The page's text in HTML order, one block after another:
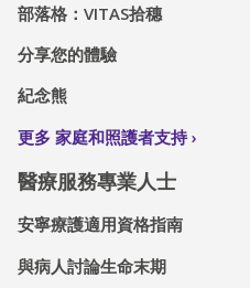
部落格：VITAS拾穗
分享您的體驗
紀念熊
更多 家庭和照護者支持
醫療服務專業人士
安寧療護適用資格指南
與病人討論生命末期